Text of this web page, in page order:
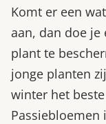
Komt er een
aan, dan doe je
plant te
jonge planten
winter het